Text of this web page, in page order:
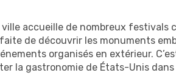
accueille de nombreux
de découvrir les monuments
organisés en extérieur.
la gastronomie de États-Unis